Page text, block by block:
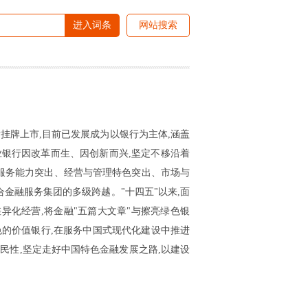
进入词条 网站搜索
牌上市,目前已发展成为以银行为主体,涵盖
行因改革而生、因创新而兴,坚定不移沿着
能力突出、经营与管理特色突出、市场与
融服务集团的多级跨越。"十四五"以来,面
化经营,将金融"五篇大文章"与擦亮绿色银
价值银行,在服务中国式现代化建设中推进
性,坚定走好中国特色金融发展之路,以建设